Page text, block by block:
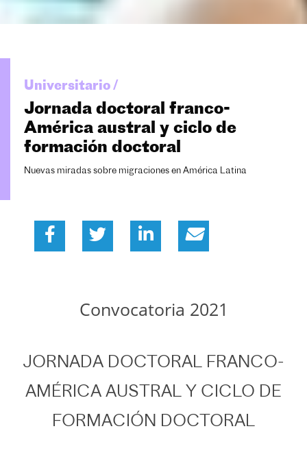
Universitario /
Jornada doctoral franco-
América austral y ciclo de
formación doctoral
Nuevas miradas sobre migraciones en América Latina
Convocatoria 2021
JORNADA DOCTORAL FRANCO-
AMÉRICA AUSTRAL Y CICLO DE
FORMACIÓN DOCTORAL